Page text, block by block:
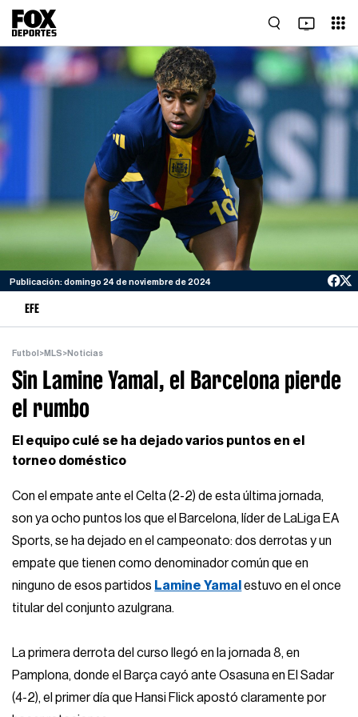
Publicación: domingo 24 de noviembre de 2024
EFE
Futbol >MLS>Noticias
Sin Lamine Yamal, el Barcelona pierde
el rumbo
El equipo culé se ha dejado varios puntos en el
torneo doméstico
Con el empate ante el Celta (2-2) de esta última jornada,
son ya ocho puntos los que el Barcelona, líder de LaLiga EA
Sports, se ha dejado en el campeonato: dos derrotas y un
empate que tienen como denominador común que en
ninguno de esos partidos Lamine Yamal estuvo en el once
titular del conjunto azulgrana.
La primera derrota del curso llegó en la jornada 8, en
Pamplona, donde el Barça cayó ante Osasuna en El Sadar
(4-2), el primer día que Hansi Flick apostó claramente por